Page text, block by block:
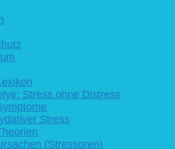
Stress ohne Distress
Stress
(Stressoren)